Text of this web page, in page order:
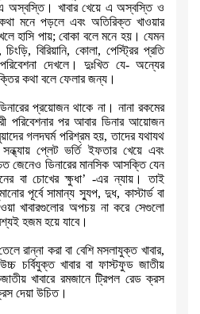
অস্বস্তি। খাবার খেয়ে এ অস্বস্তি ও
মনে পড়লে এবং অতিরিক্ত খাওয়ার
হাসি পায়;বোকা বলে মনে হয়। যেমন
চিংড়ি,বিরিয়ানি,কোলা,পেস্ট্রির প্রতি
দেখলে। দুঃখিত যে- অন্যের
কথা বলে ফেলার জন্য।
প্রয়োজন থাকে না। নানা রকমের
পরিবেশনার পর আবার ডিনার আয়োজন
গলদঘর্ম পরিশ্রম হয়,তাদের যথাযথ
সন্ধ্যায় প্লেট ভর্তি ইফতার খেয়ে এবং
জেনেও ডিনারের মানসিক আসক্তি যেন
বা চোখের ক্ষুধা’ -এর ন্যায়। তাই
পূর্বে সামান্য স্যুপ,দুধ, কাস্টার্ড বা
খাবারগুলোর অপচয় না করে সেগুলো
হজম হয়ে যাবে।
রান্না করা বা বেশি মসলাযুক্ত খাবার,
উচ্চ চর্বিযুক্ত খাবার বা ফাস্টফুড জাতীয়
খাবারে রমজানে ট্রিপল রেড ক্রস
দেয়া উচিত।